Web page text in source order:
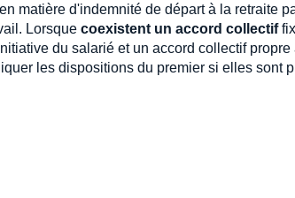
matière d'indemnité de départ à la retraite
Lorsque coexistent un accord collectif
du salarié et un accord collectif propre
les dispositions du premier si elles sont